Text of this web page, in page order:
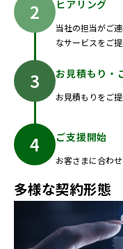
ヒアリング
当社の担当がご
なサービスをご提
お見積もり・
お見積もりをご
ご支援開始
お客さまに合わ
多様な契約形態